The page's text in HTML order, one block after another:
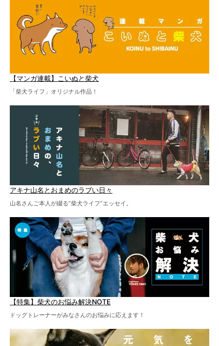
【マンガ連載】こいぬと柴犬
「柴犬ライフ」オリジナル作品！
アキナ山名とおまめのラブい日々
山名さんご本人が綴る“柴犬ライフ”エッセイ。
【特集】柴犬のお悩み解決NOTE
ドッグトレーナーがみなさんのお悩みに応えます！